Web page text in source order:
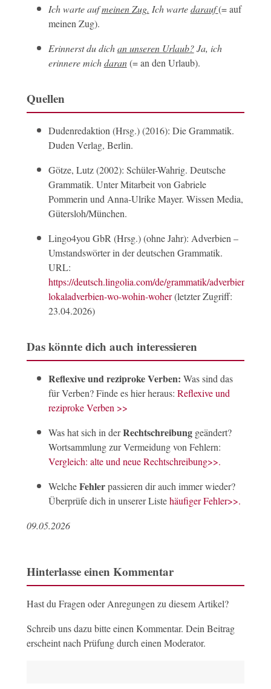
Ich warte aufmeinen Zug. Ich wartedarauf(= auf
meinen Zug).
Erinnerst du dichan unseren Urlaub?Ja, ich
erinnere michdaran(= an den Urlaub).
Quellen
Dudenredaktion (Hrsg.) (2016): Die Grammatik.
Duden Verlag, Berlin.
Götze, Lutz (2002): Schüler-Wahrig. Deutsche
Grammatik. Unter Mitarbeit von Gabriele
Pommerin und Anna-Ulrike Mayer. Wissen Media,
Gütersloh/München.
Lingo4you GbR (Hrsg.) (ohne Jahr): Adverbien –
Umstandswörter in der deutschen Grammatik.
URL:
https://deutsch.lingolia.com/de/grammatik/adverbien#a-
lokaladverbien-wo-wohin-woher(letzter Zugriff:
23.04.2026)
Das könnte dich auch interessieren
Reflexive und reziproke Verben: Was sind das
für Verben? Finde es hier heraus: Reflexive und
reziproke Verben >>
Was hat sich in derRechtschreibunggeändert?
Wortsammlung zur Vermeidung von Fehlern:
Vergleich: alte und neue Rechtschreibung>>.
WelcheFehlerpassieren dir auch immer wieder?
Überprüfe dich in unserer Listehäufiger Fehler>>.
09.05.2026
Hinterlasse einen Kommentar
Hast du Fragen oder Anregungen zu diesem Artikel?
Schreib uns dazu bitte einen Kommentar. Dein Beitrag
erscheint nach Prüfung durch einen Moderator.